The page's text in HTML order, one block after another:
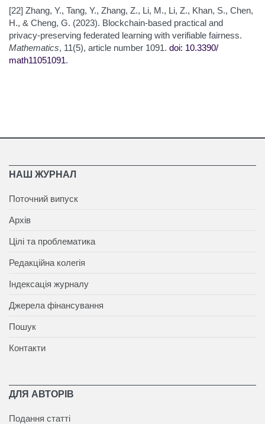
[22] Zhang, Y., Tang, Y., Zhang, Z., Li, M., Li, Z., Khan, S., Chen,
H., & Cheng, G. (2023). Blockchain-based practical and
privacy-preserving federated learning with verifiable fairness.
Mathematics, 11(5), article number 1091. doi: 10.3390/
math11051091.
НАШ ЖУРНАЛ
Поточний випуск
Архів
Цілі та проблематика
Редакційна колегія
Індексація журналу
Джерела фінансування
Пошук
Контакти
ДЛЯ АВТОРІВ
Подання статті